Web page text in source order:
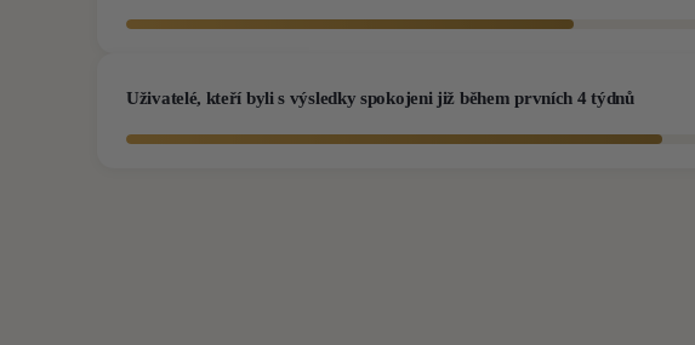
Uživatelé, kteří byli s výsledky spokojeni již během prvních 4 týdnů